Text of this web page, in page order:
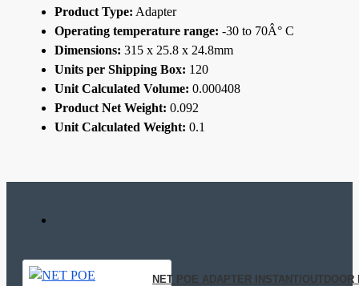
Product Type: Adapter
Operating temperature range: -30 to 70Â° C
Dimensions: 315 x 25.8 x 24.8mm
Units per Shipping Box: 120
Unit Calculated Volume: 0.000408
Product Net Weight: 0.092
Unit Calculated Weight: 0.1
NET POE ADAPTER INSTANT/OUTDOOR